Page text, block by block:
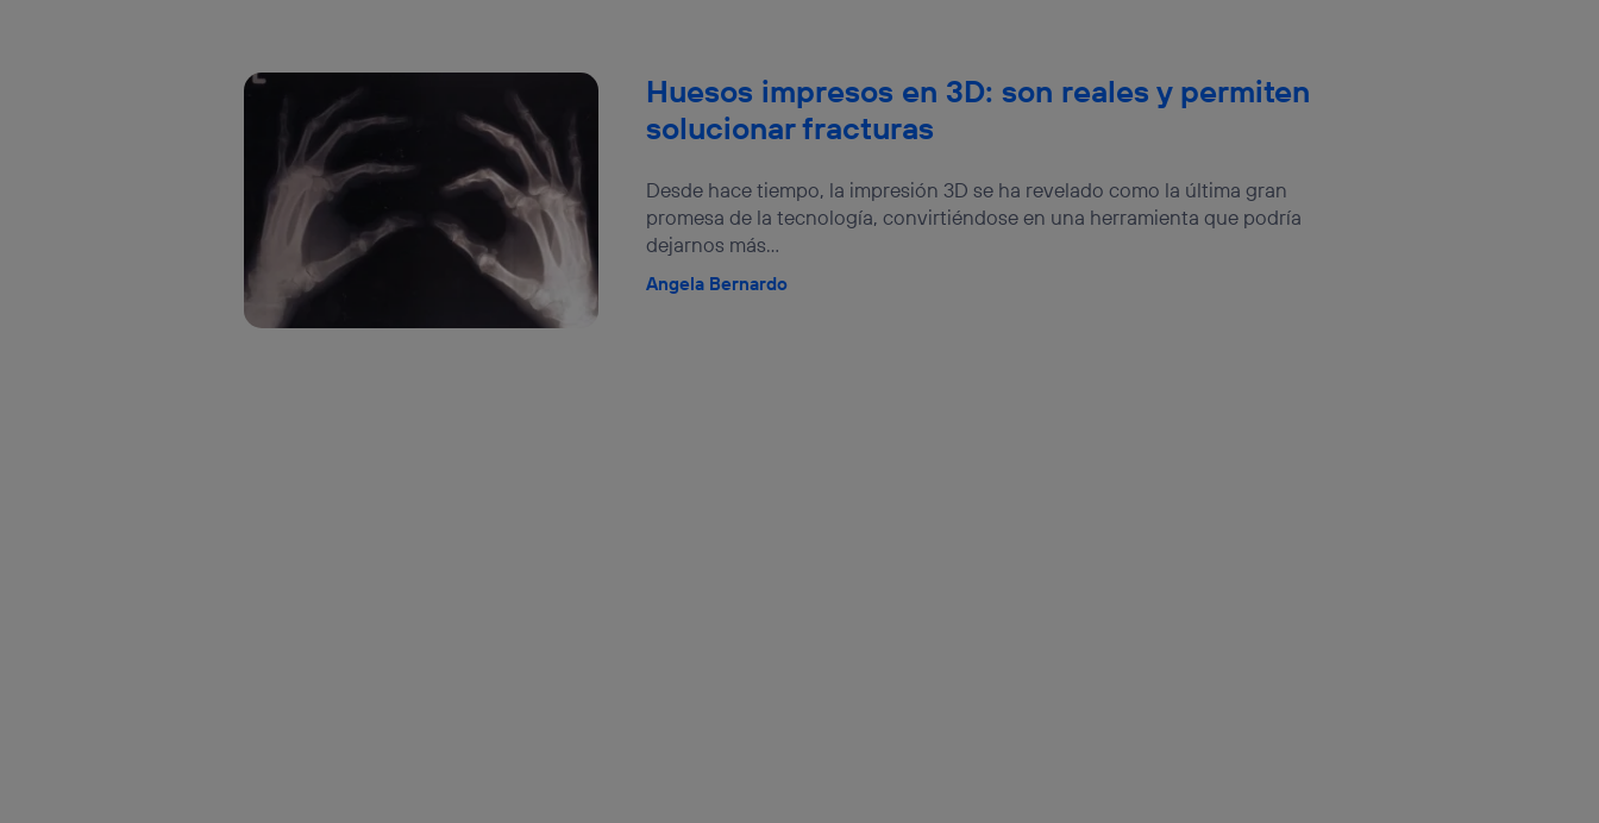
Huesos impresos en 3D: son reales y permiten
solucionar fracturas
Desde hace tiempo, la impresión 3D se ha revelado como la última gran
promesa de la tecnología, convirtiéndose en una herramienta que podría
dejarnos más...
Angela Bernardo